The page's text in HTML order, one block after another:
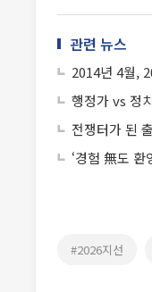
관련 뉴스
2014년 4월,
행정가 vs 정
전쟁터가 된
‘경험 無도 환
#2026지선